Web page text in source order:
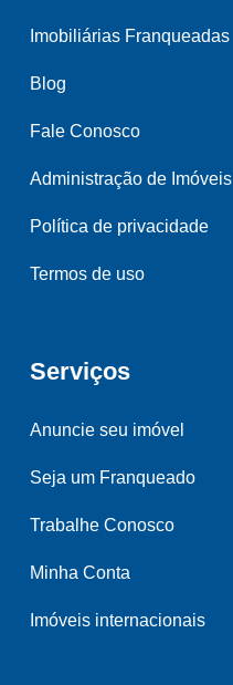
Imobiliárias Franqueadas
Blog
Fale Conosco
Administração de Imóveis
Política de privacidade
Termos de uso
Serviços
Anuncie seu imóvel
Seja um Franqueado
Trabalhe Conosco
Minha Conta
Imóveis internacionais